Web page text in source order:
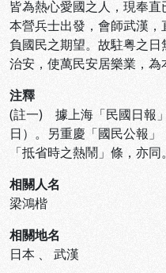
皆為熱心愛國之人，現奉
本營兵士出發，會師武漢
負國民之期望。故駐粤之
治安，使萬民安居樂業，為
注釋
(註一) 據上海「民國日報
日）。另重慶「國民公報」
「抵省時之熱鬧」條，亦同。
相關人名
梁鴻楷
相關地名
日本 、 武漢